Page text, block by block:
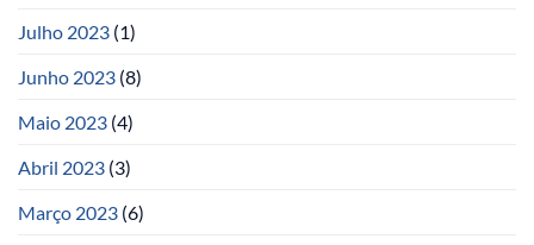
Julho 2023 (1)
Junho 2023 (8)
Maio 2023 (4)
Abril 2023 (3)
Março 2023 (6)